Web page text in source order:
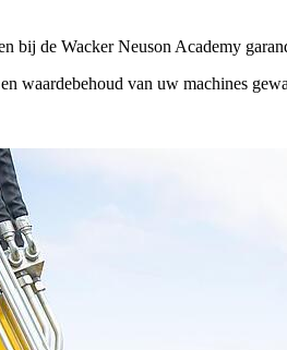
de Wacker Neuson Academy
waardebehoud van uw machines